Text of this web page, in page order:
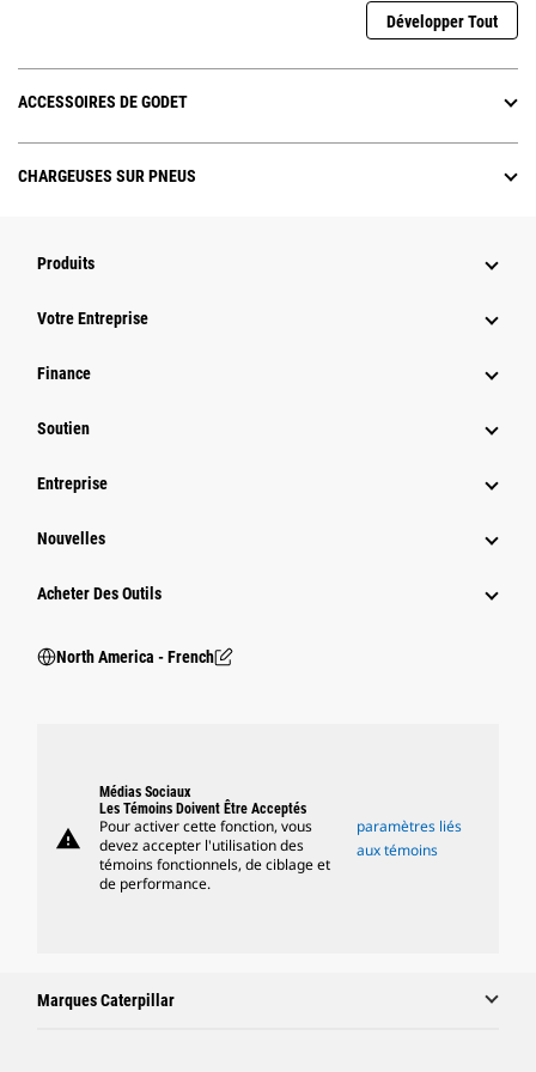
Développer Tout
ACCESSOIRES DE GODET
CHARGEUSES SUR PNEUS
Produits
Votre Entreprise
Finance
Soutien
Entreprise
Nouvelles
Acheter Des Outils
North America - French
warning
Médias Sociaux
Les Témoins Doivent Être Acceptés
Pour activer cette fonction, vous
devez accepter l'utilisation des
témoins fonctionnels, de ciblage et
de performance.
paramètres liés
aux témoins
Marques Caterpillar